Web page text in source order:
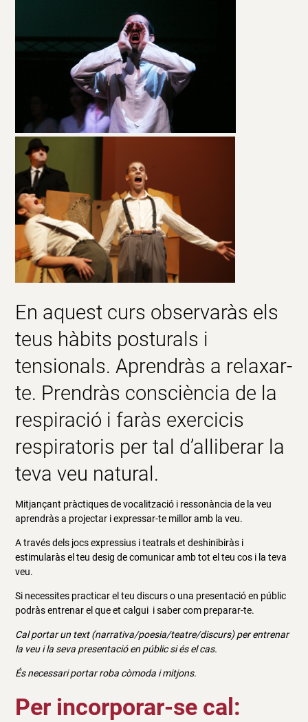
En aquest curs observaràs els
teus hàbits posturals i
tensionals. Aprendràs a relaxar-
te. Prendràs consciència de la
respiració i faràs exercicis
respiratoris per tal d’alliberar la
teva veu natural.
Mitjançant pràctiques de vocalització i ressonància de la veu
aprendràs a projectar i expressar-te millor amb la veu.
A través dels jocs expressius i teatrals et deshinibiràs i
estimularàs el teu desig de comunicar amb tot el teu cos i la teva
veu.
Si necessites practicar el teu discurs o una presentació en públic
podràs entrenar el que et calgui i saber com preparar-te.
Cal portar un text (narrativa/poesia/teatre/discurs) per entrenar
la veu i la seva presentació en públic si és el cas.
És necessari portar roba còmoda i mitjons.
Per incorporar-se cal: